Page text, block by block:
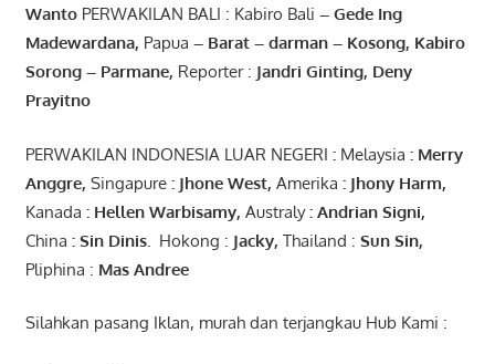
WantoPERWAKILAN BALI : Kabiro Bali – Gede Ing
Madewardana, Papua – Barat – darman– Kosong, Kabiro
Sorong– Parmane, Reporter : Jandri Ginting, Deny
Prayitno
PERWAKILAN INDONESIA LUAR NEGERI : Melaysia : Merry
Anggre, Singapure: JhoneWest, Amerika : JhonyHarm,
Kanada : Hellen Warbisamy, Australy: Andrian Signi,
China : Sin Dinis. Hokong : Jacky, Thailand : Sun Sin,
Pliphina : Mas Andree
Silahkan pasang Iklan, murah dan terjangkau Hub Kami :